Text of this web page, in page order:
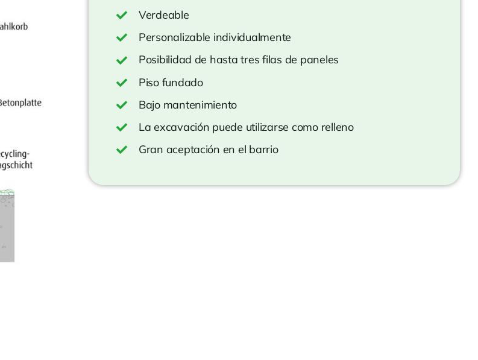
Verdeable
Personalizable individualmente
Posibilidad de hasta tres filas de paneles
Piso fundado
Bajo mantenimiento
La excavación puede utilizarse como relleno
Gran aceptación en el barrio